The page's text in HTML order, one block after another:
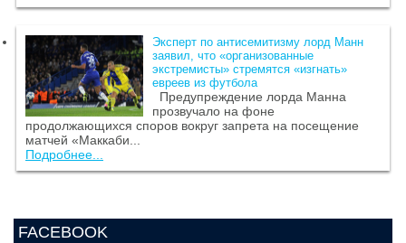
Эксперт по антисемитизму лорд Манн
заявил, что «организованные
экстремисты» стремятся «изгнать»
евреев из футбола
Предупреждение лорда Манна
прозвучало на фоне
продолжающихся споров вокруг запрета на посещение
матчей «Маккаби...
Подробнее...
FACEBOOK